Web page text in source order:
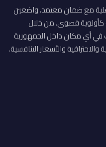
مع ضمان معتمد، واضعين
كأولوية قصوى. من خلال
في أي مكان داخل الجمهورية
والأسعار التنافسية.